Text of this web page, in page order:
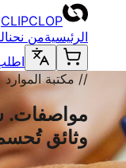
CLIPCLOP
الرئيسيةمن نحن
// مكتبة الموارد
مواصفات.
وثائق